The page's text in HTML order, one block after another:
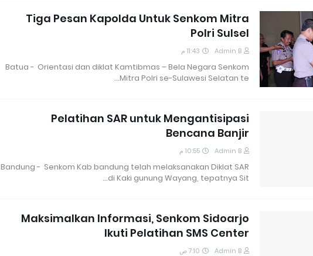
Tiga Pesan Kapolda Untuk Senkom Mitra
Polri Sulsel
Admin B 11:43 م
Batua - Orientasi dan diklat Kamtibmas – Bela Negara Senkom
Mitra Polri se-Sulawesi Selatan te…
Pelatihan SAR untuk Mengantisipasi
Bencana Banjir
Admin B 10:55 م
Bandung - Senkom Kab bandung telah melaksanakan Diklat SAR
di Kaki gunung Wayang, tepatnya Sit…
Maksimalkan Informasi, Senkom Sidoarjo
Ikuti Pelatihan SMS Center
Admin B 7:10 ص